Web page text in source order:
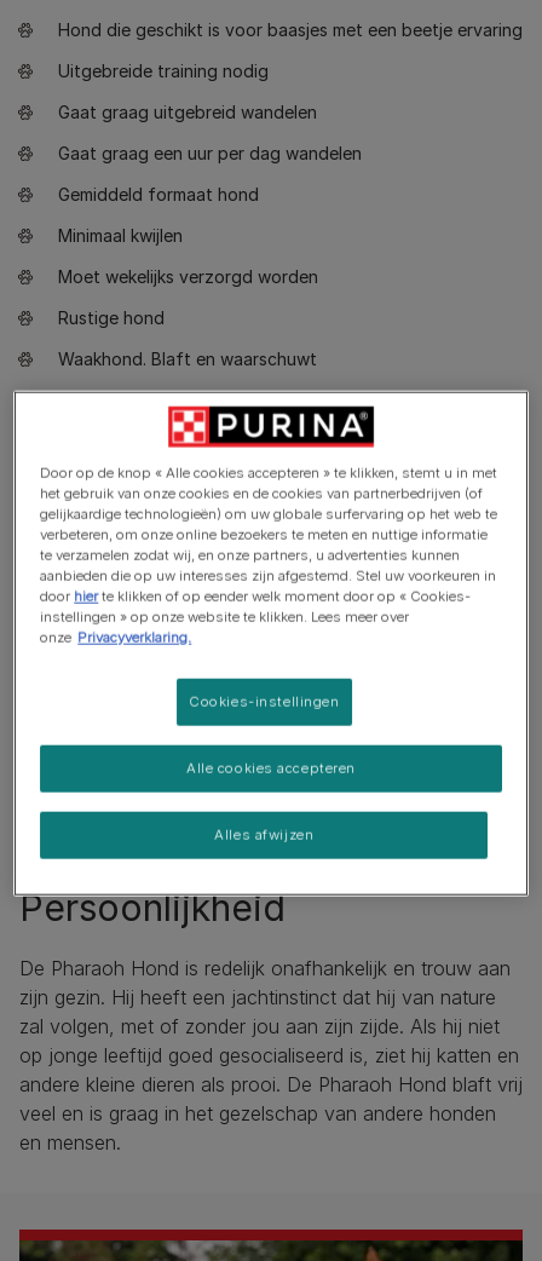
Hond die geschikt is voor baasjes met een beetje ervaring
Uitgebreide training nodig
Gaat graag uitgebreid wandelen
Gaat graag een uur per dag wandelen
Gemiddeld formaat hond
Minimaal kwijlen
Moet wekelijks verzorgd worden
Rustige hond
Waakhond. Blaft en waarschuwt
Heeft misschien wat training nodig om met andere dieren
samen te wonen
Persoonlijkheid
De Pharaoh Hond is redelijk onafhankelijk en trouw aan
zijn gezin. Hij heeft een jachtinstinct dat hij van nature
zal volgen, met of zonder jou aan zijn zijde. Als hij niet
op jonge leeftijd goed gesocialiseerd is, ziet hij katten en
andere kleine dieren als prooi. De Pharaoh Hond blaft vrij
veel en is graag in het gezelschap van andere honden
en mensen.
Door op de knop « Alle cookies accepteren » te klikken, stemt u in met
het gebruik van onze cookies en de cookies van partnerbedrijven (of
gelijkaardige technologieën) om uw globale surfervaring op het web te
verbeteren, om onze online bezoekers te meten en nuttige informatie
te verzamelen zodat wij, en onze partners, u advertenties kunnen
aanbieden die op uw interesses zijn afgestemd. Stel uw voorkeuren in
door hierte klikken of op eender welk moment door op « Cookies-
instellingen » op onze website te klikken. Lees meer over
onze Privacyverklaring.
Cookies-instellingen
Alles afwijzen
Alle cookies accepteren